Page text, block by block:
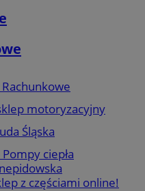
motoryzacyjny
Śląska
ciepła
z częściami online!